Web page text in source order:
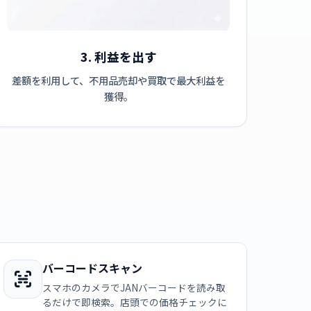
3. 利益を出す
差額を利用して、不用品売却や買取で最大利益を
獲得。
バーコードスキャン
スマホのカメラでJANバーコードを読み取
るだけで即検索。店頭での価格チェックに